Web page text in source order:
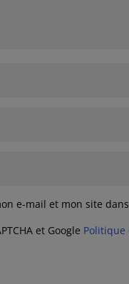
e-mail et mon site
et Google